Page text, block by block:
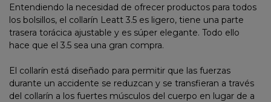
Entendiendo la necesidad de ofrecer productos para todos
los bolsillos, el collarín Leatt 3.5 es ligero, tiene una parte
trasera torácica ajustable y es súper elegante. Todo ello
hace que el 3.5 sea una gran compra.
El collarín está diseñado para permitir que las fuerzas
durante un accidente se reduzcan y se transfieran a través
del collarín a los fuertes músculos del cuerpo en lugar de a